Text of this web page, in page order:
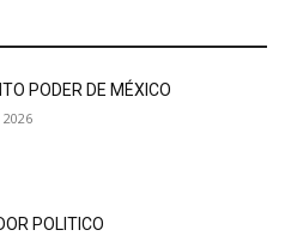
PODER DE MÉXICO
POLITICO